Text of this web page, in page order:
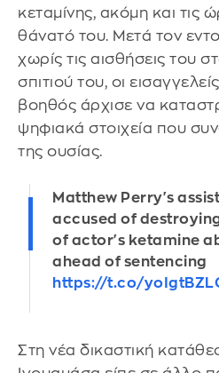
κεταμίνης, ακόμη και τις
θάνατό του. Μετά τον
χωρίς τις αισθήσεις του
σπιτιού του, οι
βοηθός άρχισε να
ψηφιακά στοιχεία που
της ουσίας.
Matthew Perry's
accused of
of actor's ketamine
ahead of sentencing
https://t.co/
Στη νέα δικαστική